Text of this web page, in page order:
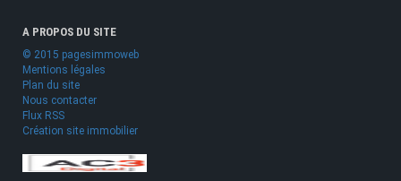
A PROPOS DU SITE
© 2015 pagesimmoweb
Mentions légales
Plan du site
Nous contacter
Flux RSS
Création site immobilier